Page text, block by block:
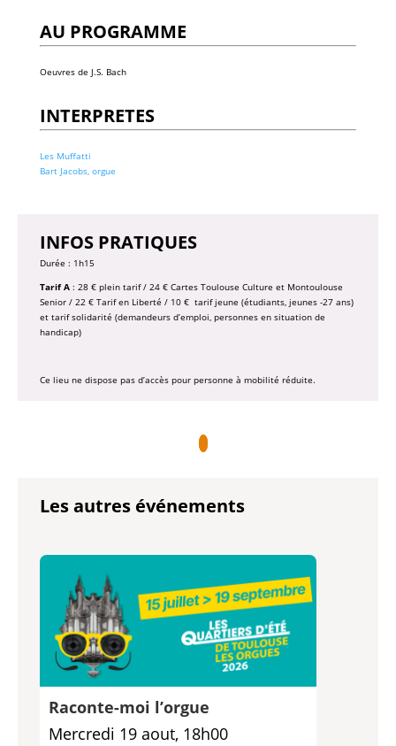
AU PROGRAMME
Oeuvres de J.S. Bach
INTERPRETES
Les Muffatti
Bart Jacobs, orgue
INFOS PRATIQUES
Durée : 1h15
Tarif A : 28 € plein tarif / 24 € Cartes Toulouse Culture et Montoulouse
Senior / 22 € Tarif en Liberté / 10 € tarif jeune (étudiants, jeunes -27 ans)
et tarif solidarité (demandeurs d’emploi, personnes en situation de
handicap)
Ce lieu ne dispose pas d’accès pour personne à mobilité réduite.
Les autres événements
Raconte-moi l’orgue
Mercredi 19 aout, 18h00